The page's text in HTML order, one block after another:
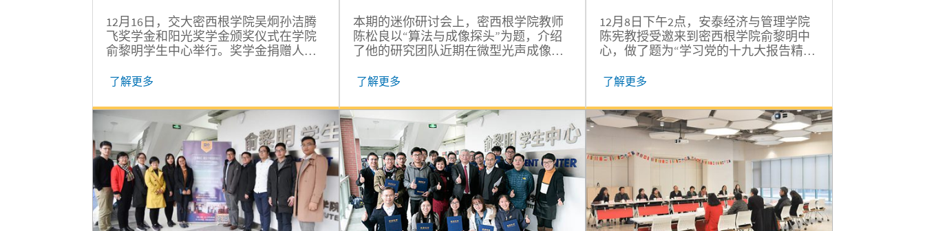
12月16日，交大密西根学院吴炯孙洁腾
飞奖学金和阳光奖学金颁奖仪式在学院
俞黎明学生中心举行。奖学金捐赠人吴
授和虞哲宾教授，密西根学院院长黄佩
郑刚，发展与合作办公室主任许青及学
院相关负责老师和获奖学生出席活动。
了解更多
本期的迷你研讨会上，密西根学院教师
陈松良以“算法与成像探头”为题，介绍
了他的研究团队近期在微型光声成像头
良介绍了他所在的团队在基于振镜扫描
辨率光声显微镜方面所取得的最新进
展，以及利用上述两个技术的三维声分
辨率光声显微镜。
了解更多
12月8日下午2点，安泰经济与管理学院
陈宪教授受邀来到密西根学院俞黎明中
心，做了题为“学习党的十九大报告精
专题报告会，院党委书记李新碗、副书
本次学习活动。
了解更多